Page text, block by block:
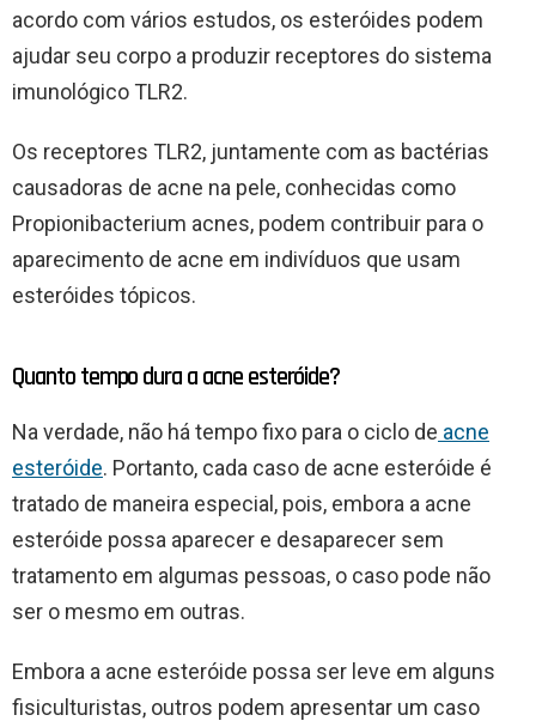
acordo com vários estudos, os esteróides podem
ajudar seu corpo a produzir receptores do sistema
imunológico TLR2.
Os receptores TLR2, juntamente com as bactérias
causadoras de acne na pele, conhecidas como
Propionibacterium acnes, podem contribuir para o
aparecimento de acne em indivíduos que usam
esteróides tópicos.
Quanto tempo dura a acne esteróide?
Na verdade, não há tempo fixo para o ciclo de acne
esteróide. Portanto, cada caso de acne esteróide é
tratado de maneira especial, pois, embora a acne
esteróide possa aparecer e desaparecer sem
tratamento em algumas pessoas, o caso pode não
ser o mesmo em outras.
Embora a acne esteróide possa ser leve em alguns
fisiculturistas, outros podem apresentar um caso